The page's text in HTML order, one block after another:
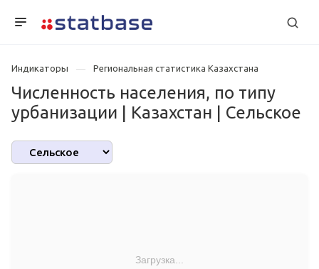
Индикаторы Региональная статистика Казахстана
Численность населения, по типу
урбанизации | Казахстан | Сельское
Загрузка...